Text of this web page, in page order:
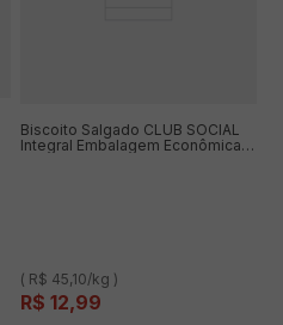
Biscoito Salgado CLUB SOCIAL
Integral Embalagem Econômica
( R$ 45,10/kg )
R$ 12,99